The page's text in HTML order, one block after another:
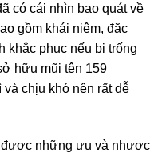
có cái nhìn bao quát về
gồm khái niệm, đặc
khắc phục nếu bị trống
hữu mũi tên 159
chịu khó nên rất dễ
được những ưu và nhược